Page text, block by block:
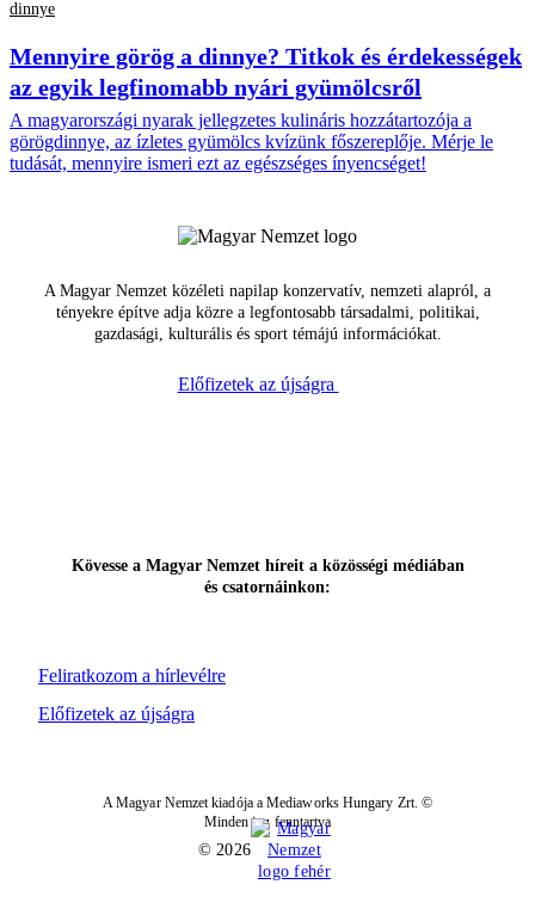
dinnye
Mennyire görög a dinnye? Titkok és érdekességek
az egyik legfinomabb nyári gyümölcsről
A magyarországi nyarak jellegzetes kulináris hozzátartozója a
görögdinnye, az ízletes gyümölcs kvízünk főszereplője. Mérje le
tudását, mennyire ismeri ezt az egészséges ínyencséget!
A Magyar Nemzet közéleti napilap konzervatív, nemzeti alapról, a
tényekre építve adja közre a legfontosabb társadalmi, politikai,
gazdasági, kulturális és sport témájú információkat.
Előfizetek az újságra
Feliratkozom a hírlevélre
Kövesse a Magyar Nemzet híreit a közösségi médiában
és csatornáinkon:
Előfizetek az újságra
A Magyar Nemzet kiadója a Mediaworks Hungary Zrt. ©
Minden jog fenntartva
© 2026